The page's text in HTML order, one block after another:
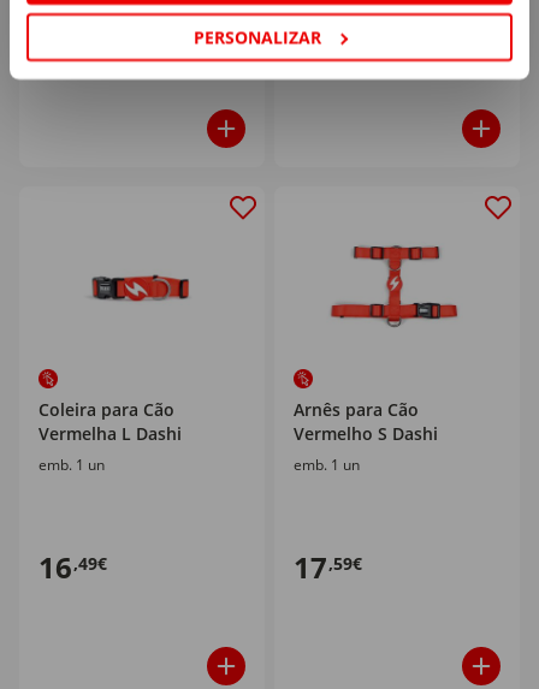
PERSONALIZAR
24 13
Coleira para Cão
Vermelha L Dashi
emb. 1 un
16,49€
Arnês para Cão
Vermelho S Dashi
emb. 1 un
17,59€